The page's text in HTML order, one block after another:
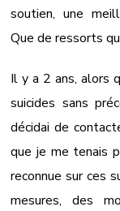
soutien, une
Que de ressorts
Il y a 2 ans, alors
suicides sans
décidai de
que je me tenais
reconnue sur ces
mesures, des